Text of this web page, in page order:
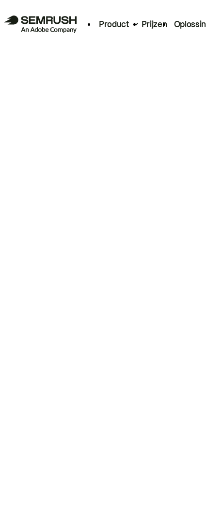
Product Prijzen